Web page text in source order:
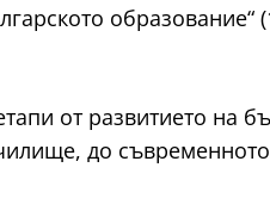
образование“
от развитието на
до